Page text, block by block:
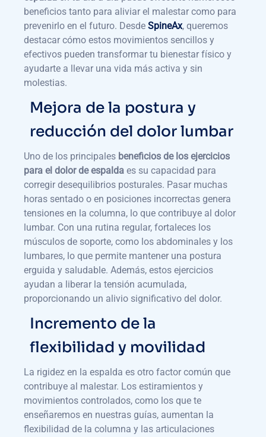
beneficios tanto para aliviar el malestar como para
prevenirlo en el futuro. Desde SpineAx, queremos
destacar cómo estos movimientos sencillos y
efectivos pueden transformar tu bienestar físico y
ayudarte a llevar una vida más activa y sin
molestias.
Mejora de la postura y
reducción del dolor lumbar
Uno de los principales beneficios de los ejercicios
para el dolor de espalda es su capacidad para
corregir desequilibrios posturales. Pasar muchas
horas sentado o en posiciones incorrectas genera
tensiones en la columna, lo que contribuye al dolor
lumbar. Con una rutina regular, fortaleces los
músculos de soporte, como los abdominales y los
lumbares, lo que permite mantener una postura
erguida y saludable. Además, estos ejercicios
ayudan a liberar la tensión acumulada,
proporcionando un alivio significativo del dolor.
Incremento de la
flexibilidad y movilidad
La rigidez en la espalda es otro factor común que
contribuye al malestar. Los estiramientos y
movimientos controlados, como los que te
enseñaremos en nuestras guías, aumentan la
flexibilidad de la columna y las articulaciones